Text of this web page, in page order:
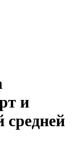
и
средней